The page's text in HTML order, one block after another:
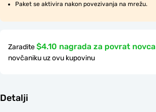
Paket se aktivira nakon povezivanja na mrežu.
Zaradite$4.10 nagrada za povrat novca
novčaniku uz ovu kupovinu
Detalji